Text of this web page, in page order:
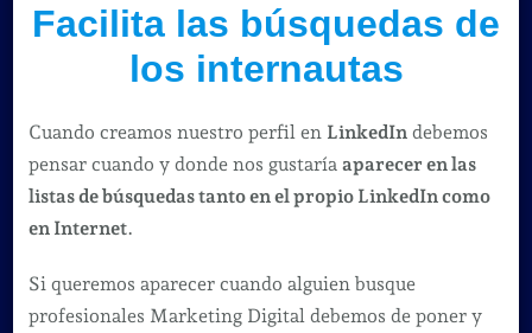
Facilita las búsquedas de
los internautas
Cuando creamos nuestro perfil en LinkedIndebemos
pensar cuando y donde nos gustaría aparecer en las
listas de búsquedas tanto en el propio LinkedIn como
en Internet.
Si queremos aparecer cuando alguien busque
profesionales Marketing Digital debemos de poner y